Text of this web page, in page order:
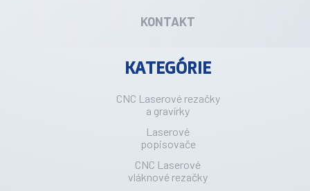
KONTAKT
KATEGÓRIE
CNC Laserové rezačky
a gravírky
Laserové
popisovače
CNC Laserové
vláknové rezačky